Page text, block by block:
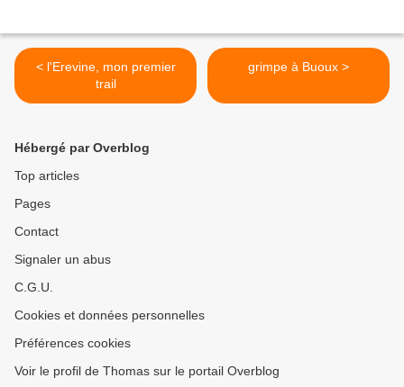
< l'Erevine, mon premier
trail
grimpe à Buoux >
Hébergé par Overblog
Top articles
Pages
Contact
Signaler un abus
C.G.U.
Cookies et données personnelles
Préférences cookies
Voir le profil de Thomas sur le portail Overblog